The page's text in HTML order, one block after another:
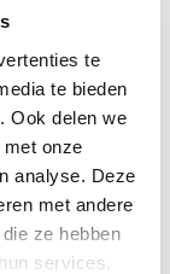
te
te bieden
Ook delen we
onze
analyse. Deze
met andere
ze hebben
services.
is uitermate
voor op
welke
0.4mm en een
ozon en UV
behoren ook